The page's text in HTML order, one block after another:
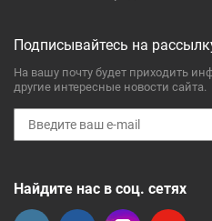
Подписывайтесь на
На вашу почту будет приходить
другие интересные новости сайта.
Найдите нас в соц. сетях